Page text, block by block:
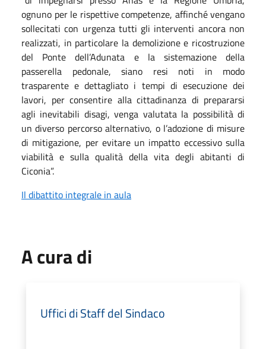
ognuno per le rispettive competenze, affinché vengano
sollecitati con urgenza tutti gli interventi ancora non
realizzati, in particolare la demolizione e ricostruzione
del Ponte dell’Adunata e la sistemazione della
passerella pedonale, siano resi noti in modo
trasparente e dettagliato i tempi di esecuzione dei
lavori, per consentire alla cittadinanza di prepararsi
agli inevitabili disagi, venga valutata la possibilità di
un diverso percorso alternativo, o l’adozione di misure
di mitigazione, per evitare un impatto eccessivo sulla
viabilità e sulla qualità della vita degli abitanti di
Ciconia”.
Il dibattito integrale in aula
A cura di
Uffici di Staff del Sindaco